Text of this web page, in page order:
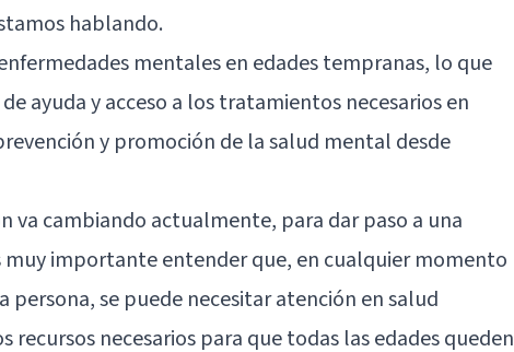
hablando.
mentales en edades tempranas, lo que
ayuda y acceso a los tratamientos necesarios en
y promoción de la salud mental desde
va cambiando actualmente, para dar paso a una
muy importante entender que, en cualquier momento
persona, se puede necesitar atención en salud
recursos necesarios para que todas las edades queden